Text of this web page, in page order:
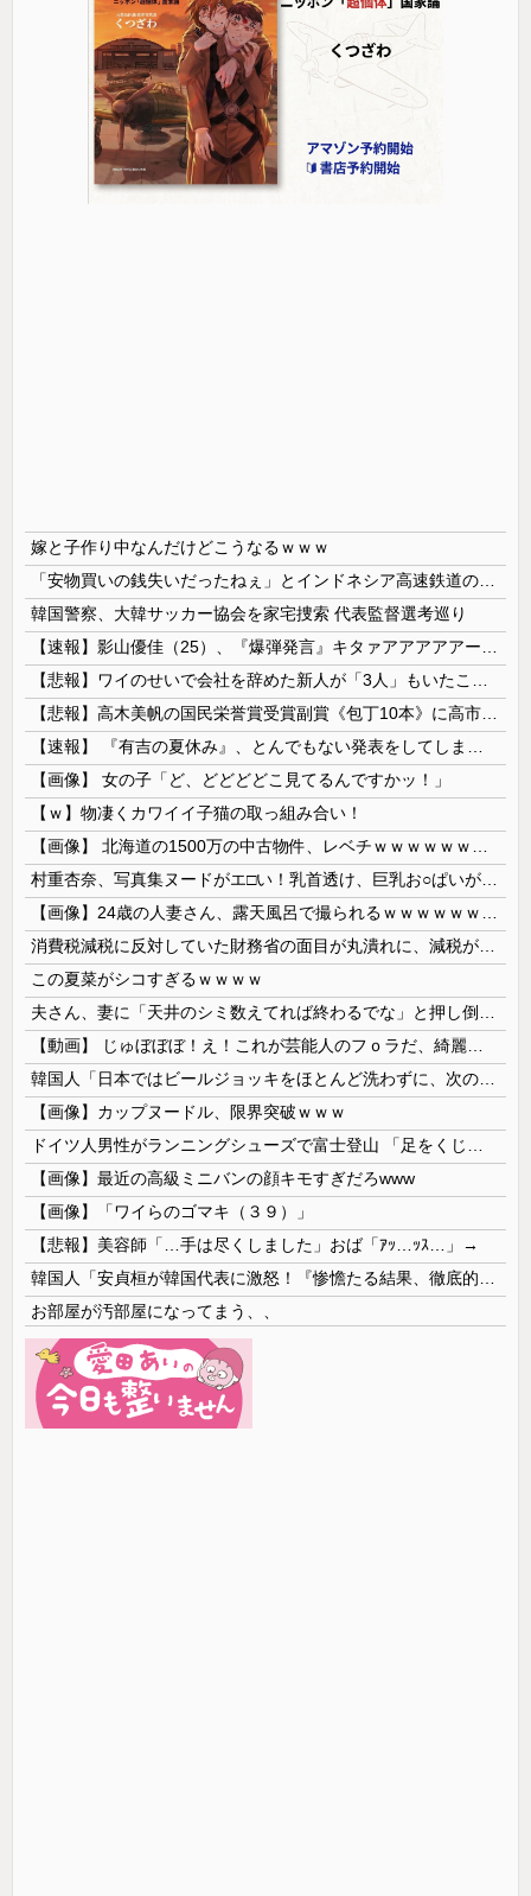
嫁と子作り中なんだけどこうなるｗｗｗ
韓国警察、大韓サッカー協会を家宅捜索 代表監督選考巡り
【画像】 女の子「ど、どどどどこ見てるんですかッ！」
【ｗ】物凄くカワイイ子猫の取っ組み合い！
この夏菜がシコすぎるｗｗｗｗ
【画像】カップヌードル、限界突破ｗｗｗ
【画像】最近の高級ミニバンの顔キモすぎだろwww
【画像】「ワイらのゴマキ（３９）」
【悲報】美容師「…手は尽くしました」おば「ｱｯ…ｯｽ…」→
お部屋が汚部屋になってまう、、